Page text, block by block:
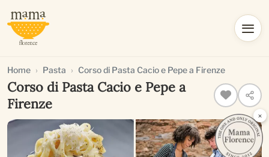
Home Pasta Corso di Pasta Cacio e Pepe a Firenze
Corso di Pasta Cacio e Pepe a
Firenze
×